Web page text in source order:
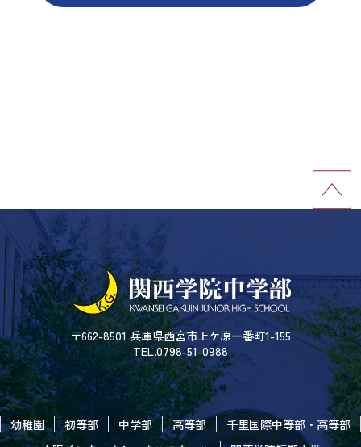
〒662-8501 兵庫県西宮市上ケ原一番町1-155
TEL.0798-51-0988
幼稚園 初等部 中学部 高等部
千里国際中等部・高等部